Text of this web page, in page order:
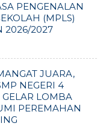
PENGENALAN
(MPLS)
2026/2027
JUARA,
NEGERI 4
GELAR LOMBA
PEREMAHAN